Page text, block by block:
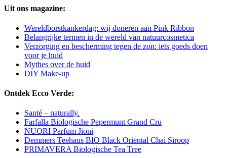
Uit ons magazine:
Wereldborstkankerdag: wij doneren aan Pink Ribbon
Belangrijke termen in de wereld van natuurcosmetica
Verzorging en bescherming tegen de zon: iets goeds doen
voor je huid
Mythes over de huid
DIY Make-up
Ontdek Ecco Verde:
Santé – naturally.
Farfalla Biologische Pepermunt Grand Cru
NUORI Parfum Jioni
Demmers Teehaus BIO Black Oriental Chai Siroop
PRIMAVERA Biologische Tea Tree